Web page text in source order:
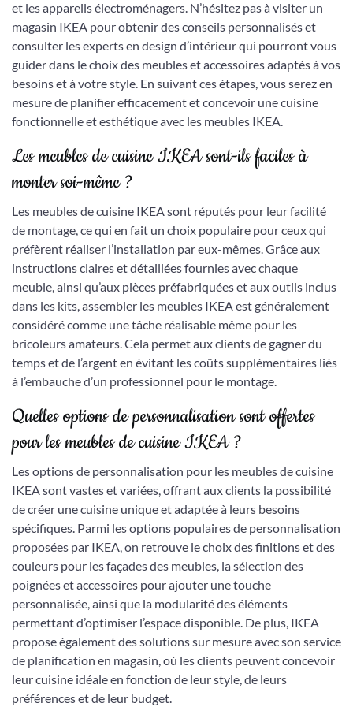
et les appareils électroménagers. N’hésitez pas à visiter un
magasin IKEA pour obtenir des conseils personnalisés et
consulter les experts en design d’intérieur qui pourront vous
guider dans le choix des meubles et accessoires adaptés à vos
besoins et à votre style. En suivant ces étapes, vous serez en
mesure de planifier efficacement et concevoir une cuisine
fonctionnelle et esthétique avec les meubles IKEA.
Les meubles de cuisine IKEA sont-ils faciles à
monter soi-même ?
Les meubles de cuisine IKEA sont réputés pour leur facilité
de montage, ce qui en fait un choix populaire pour ceux qui
préfèrent réaliser l’installation par eux-mêmes. Grâce aux
instructions claires et détaillées fournies avec chaque
meuble, ainsi qu’aux pièces préfabriquées et aux outils inclus
dans les kits, assembler les meubles IKEA est généralement
considéré comme une tâche réalisable même pour les
bricoleurs amateurs. Cela permet aux clients de gagner du
temps et de l’argent en évitant les coûts supplémentaires liés
à l’embauche d’un professionnel pour le montage.
Quelles options de personnalisation sont offertes
pour les meubles de cuisine IKEA ?
Les options de personnalisation pour les meubles de cuisine
IKEA sont vastes et variées, offrant aux clients la possibilité
de créer une cuisine unique et adaptée à leurs besoins
spécifiques. Parmi les options populaires de personnalisation
proposées par IKEA, on retrouve le choix des finitions et des
couleurs pour les façades des meubles, la sélection des
poignées et accessoires pour ajouter une touche
personnalisée, ainsi que la modularité des éléments
permettant d’optimiser l’espace disponible. De plus, IKEA
propose également des solutions sur mesure avec son service
de planification en magasin, où les clients peuvent concevoir
leur cuisine idéale en fonction de leur style, de leurs
préférences et de leur budget.